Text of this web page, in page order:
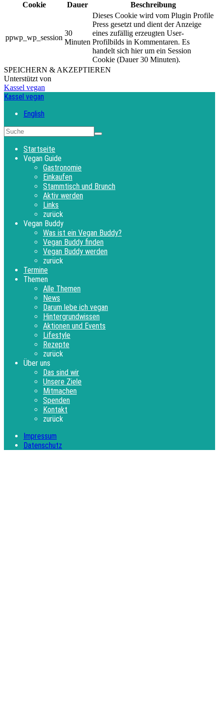
Cookie
Dauer Beschreibung
ppwp_wp_session
30
Minuten
Dieses Cookie wird vom Plugin Profile
Press gesetzt und dient der Anzeige
eines zufällig erzeugten User-
Profilbilds in Kommentaren. Es
handelt sich hier um ein Session
Cookie (Dauer 30 Minuten).
SPEICHERN & AKZEPTIEREN
Unterstützt von
Kassel vegan
Kassel vegan
English
Startseite
Vegan Guide
Gastronomie
Einkaufen
Stammtisch und Brunch
Aktiv werden
Links
zurück
Vegan Buddy
Was ist ein Vegan Buddy?
Vegan Buddy finden
Vegan Buddy werden
zurück
Termine
Themen
Alle Themen
News
Darum lebe ich vegan
Hintergrundwissen
Aktionen und Events
Lifestyle
Rezepte
zurück
Über uns
Das sind wir
Unsere Ziele
Mitmachen
Spenden
Kontakt
zurück
Impressum
Datenschutz